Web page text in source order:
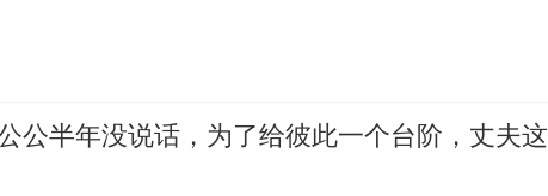
公半年没说话，为了给彼此一个台阶，丈夫这